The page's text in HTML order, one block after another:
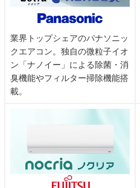
業界トップシェアのパナソニッ
クエアコン。独自の微粒子イオ
ン「ナノイー」による除菌・消
臭機能やフィルター掃除機能搭
載。